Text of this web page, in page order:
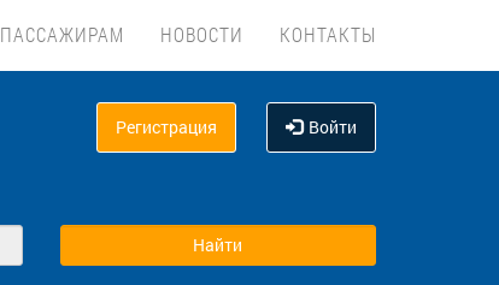
ПАССАЖИРАМ НОВОСТИ КОНТАКТЫ
Регистрация Войти